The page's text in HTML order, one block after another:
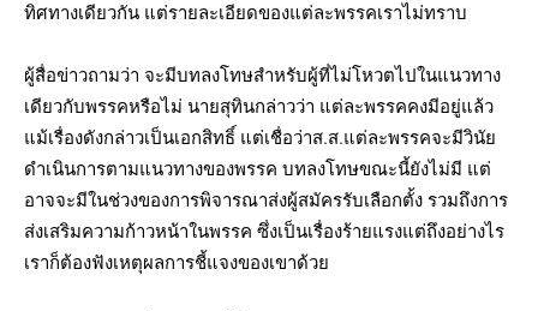
ทิศทางเดียวกัน​ แต่รายละเอียด​ของแต่ละพรรคเราไม่ทราบ​
ผู้สื่อข่าวถามว่า​ จะมีบทลงโทษสำหรับผู้ที่ไม่โหวตไปในแนวทาง
เดียวกับพรรคหรือไม่​ นายสุทินกล่าวว่า​ แต่ละพรรคคงมีอยู่แล้ว​
แม้เรื่องดังกล่าวเป็นเอกสิทธิ์​ แต่เชื่อว่าส.ส.แต่ละพรรคจะมีวินัย​
ดำเนินการตามแนวทางของพรรค​ บทลงโทษขณะนี้ยังไม่มี​ แต่
อาจจะมีในช่วงของการพิจารณา​ส่งผู้สมัครรับเลือกตั้ง รวมถึงการ
ส่งเสริมความก้า​วหน้าในพรรค​ ซึ่งเป็นเรื่องร้ายแรง​แต่ถึงอย่างไร​
เราก็ต้องฟังเหตุผลการชี้แจงของเขาด้วย​